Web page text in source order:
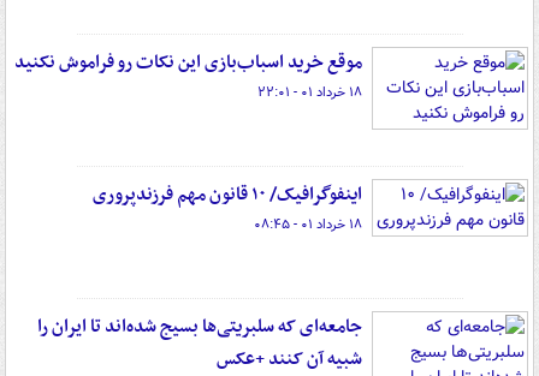
موقع خرید اسباب‌بازی این نکات رو فراموش نکنید
۱۸ خرداد ۰۱ - ۲۲:۰۱
اینفوگرافیک/ ۱۰ قانون مهم فرزندپروری
۱۸ خرداد ۰۱ - ۰۸:۴۵
جامعه‌ای که سلبریتی‌ها بسیج شده‌اند تا ایران را
شبیه آن کنند +عکس